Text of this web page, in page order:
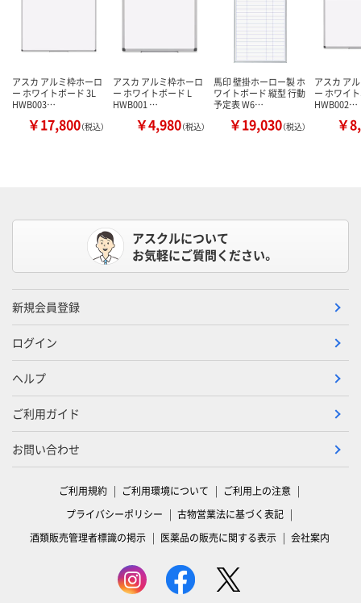
アスカ アルミ枠ホーロ
ー ホワイトボード 3L
HWB003…
￥17,800（税込）
アスカ アルミ枠ホーロ
ー ホワイトボード L
HWB001 …
￥4,980（税込）
馬印 壁掛ホーロー製 ホ
ワイトボード 縦型 行動
予定表 W6…
￥19,030（税込）
アスカ ア
ー ホワイ
HWB002…
￥
アスクルについて
お気軽にご質問ください。
新規会員登録
ログイン
ヘルプ
ご利用ガイド
お問い合わせ
ご利用規約 ご利用環境について
ご利用上の注意
プライバシーポリシー
古物営業法に基づく表記
酒類販売管理者標識の掲示
医薬品の販売に関する表示 会社案内